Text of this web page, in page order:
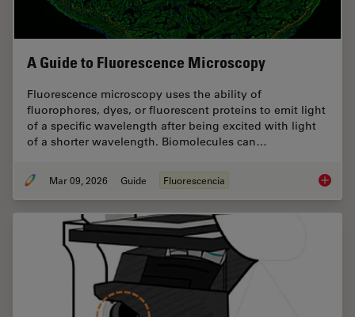
A Guide to Fluorescence Microscopy
Fluorescence microscopy uses the ability of
fluorophores, dyes, or fluorescent proteins to emit light
of a specific wavelength after being excited with light
of a shorter wavelength. Biomolecules can…
Mar 09, 2026 Guide Fluorescencia A